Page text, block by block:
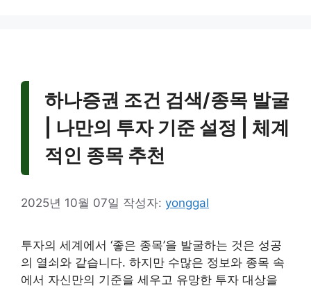
하나증권 조건 검색/종목 발굴
| 나만의 투자 기준 설정 | 체계
적인 종목 추천
2025년 10월 07일 작성자: yonggal
투자의 세계에서 ‘좋은 종목’을 발굴하는 것은 성공
의 열쇠와 같습니다. 하지만 수많은 정보와 종목 속
에서 자신만의 기준을 세우고 유망한 투자 대상을